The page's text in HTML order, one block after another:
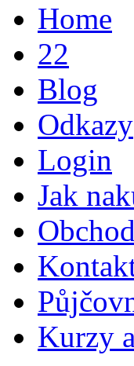
Home
22
Blog
Odkazy
Login
Jak
Kurzy